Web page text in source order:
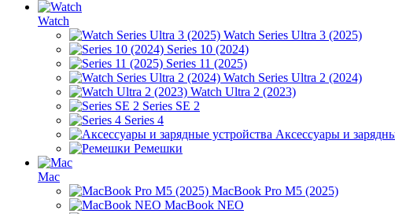
Watch
Watch Series Ultra 3 (2025)
Series 10 (2024)
Series 11 (2025)
Watch Series Ultra 2 (2024)
Watch Ultra 2 (2023)
Series SE 2
Series 4
Аксессуары и
Ремешки
Mac
MacBook Pro M5 (2025)
MacBook NEO